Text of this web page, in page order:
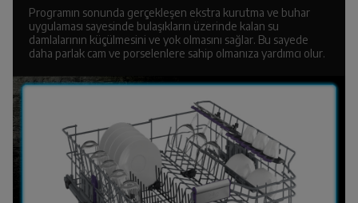
Programın sonunda gerçekleşen ekstra kurutma ve buhar
uygulaması sayesinde bulaşıkların üzerinde kalan su
damlalarının küçülmesini ve yok olmasını sağlar. Bu sayede
daha parlak cam ve porselenlere sahip olmanıza yardımcı olur.